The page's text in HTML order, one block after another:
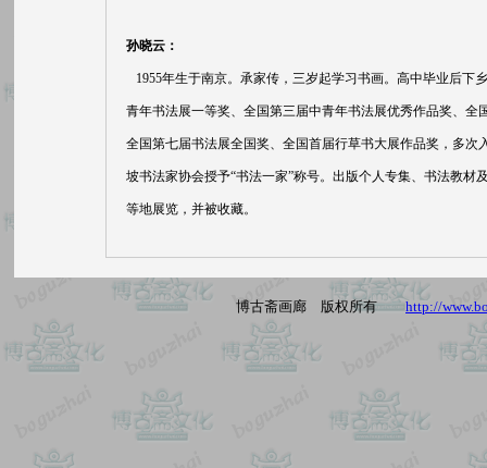
孙晓云：
1955年生于南京。承家传，三岁起学习书画。高中毕业后下
青年书法展一等奖、全国第三届中青年书法展优秀作品奖、
全国第七届书法展全国奖、全国首届行草书大展作品奖，多
坡书法家协会授予“书法一家”称号。出版个人专集、书法教
等地展览，并被收藏。
博古斋画廊 版权所有http://